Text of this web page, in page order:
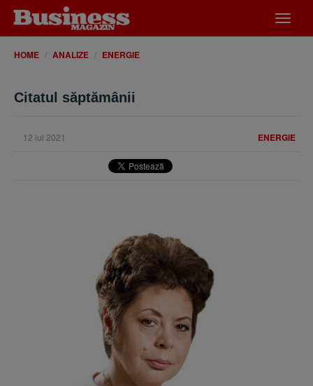
meniu
HOME ANALIZE ENERGIE
Citatul săptămânii
ENERGIE
12 iul 2021